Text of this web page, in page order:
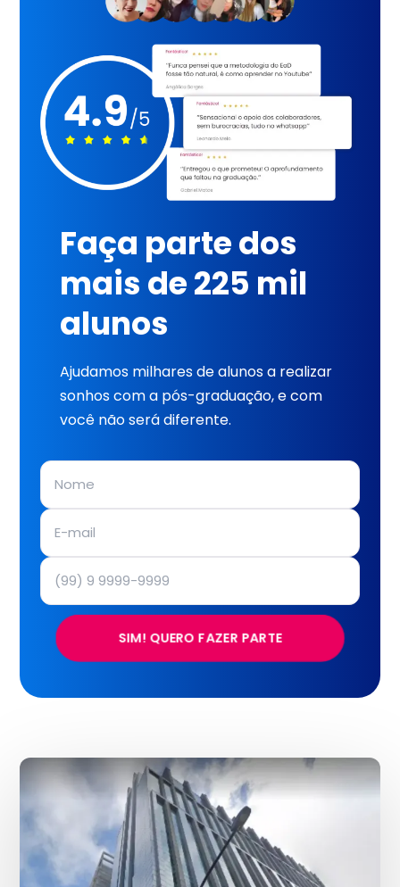
Faça parte dos
mais de 225 mil
alunos
Ajudamos milhares de alunos a realizar
sonhos com a pós-graduação, e com
você não será diferente.
SIM! QUERO FAZER PARTE